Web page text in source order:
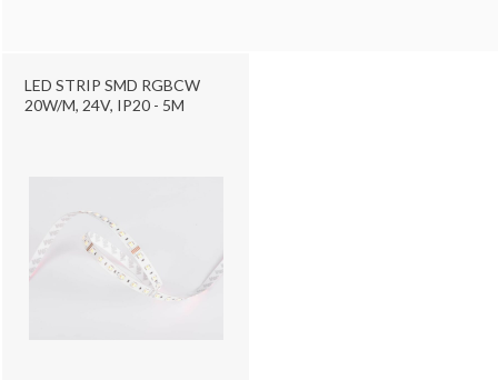
LED STRIP SMD RGBCW
20W/M, 24V, IP20 - 5M